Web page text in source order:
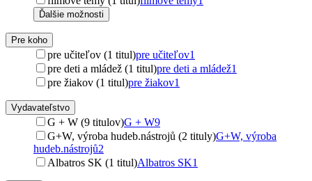
Ďalšie možnosti
Pre koho
pre učiteľov (1 titul)pre učiteľov1
pre deti a mládež (1 titul)pre deti a mládež1
pre žiakov (1 titul)pre žiakov1
Vydavateľstvo
G + W (9 titulov)G + W9
G+W, výroba hudeb.nástrojů (2 tituly)G+W, výroba
hudeb.nástrojů2
Albatros SK (1 titul)Albatros SK1